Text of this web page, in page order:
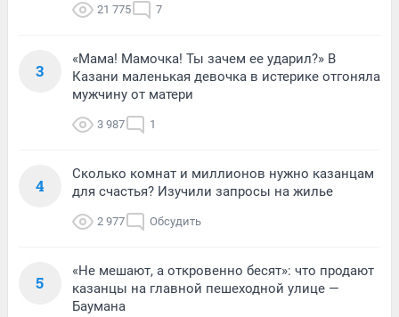
21 775 7
3
«Мама! Мамочка! Ты зачем ее ударил?» В
Казани маленькая девочка в истерике отгоняла
мужчину от матери
3 987 1
4
Сколько комнат и миллионов нужно казанцам
для счастья? Изучили запросы на жилье
2 977 Обсудить
5
«Не мешают, а откровенно бесят»: что продают
казанцы на главной пешеходной улице —
Баумана